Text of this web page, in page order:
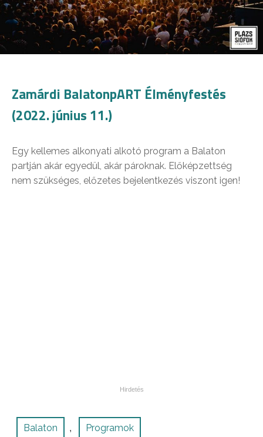
Zamárdi BalatonpART Élményfestés
(2022. június 11.)
Egy kellemes alkonyati alkotó program a Balaton
partján akár egyedül, akár pároknak. Előképzettség
nem szükséges, előzetes bejelentkezés viszont igen!
Balaton , Programok